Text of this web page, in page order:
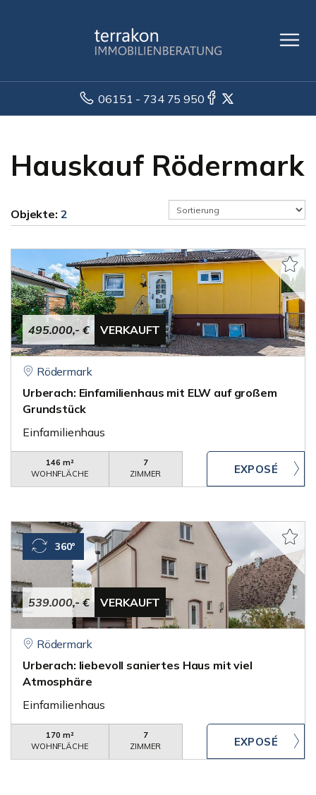
06151 - 734 75 950
Hauskauf Rödermark
Objekte: 2
495.000,- € VERKAUFT
Rödermark
Urberach: Einfamilienhaus mit ELW auf großem
Grundstück
Einfamilienhaus
146 m²
WOHNFLÄCHE
7
ZIMMER
539.000,- € VERKAUFT
360°
Rödermark
Urberach: liebevoll saniertes Haus mit viel
Atmosphäre
Einfamilienhaus
170 m²
WOHNFLÄCHE
7
ZIMMER